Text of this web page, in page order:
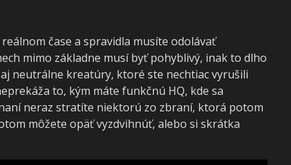
čase a spravidla musíte odolávať
mimo základne musí byť pohyblivý, inak to dlho
neutrálne kreatúry, ktoré ste nechtiac vyrušili
to, kým máte funkčnú HQ, kde sa
neraz stratíte niektorú zo zbraní, ktorá potom
môžete opäť vyzdvihnúť, alebo si skrátka